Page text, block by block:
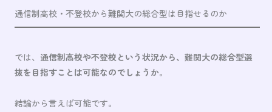
通信制高校・不登校から難関大の総合型は目指せるのか
では、 通信制高校や不登校という状況から、難関大の総合型選
抜を目指すことは可能なのでしょうか。
結論から言えば可能です。